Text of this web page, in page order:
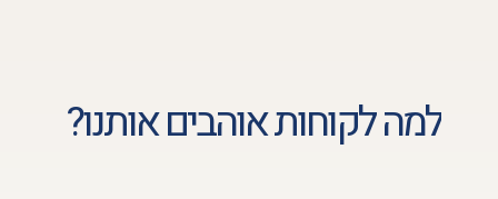
למה לקוחות אוהבים אותנו?